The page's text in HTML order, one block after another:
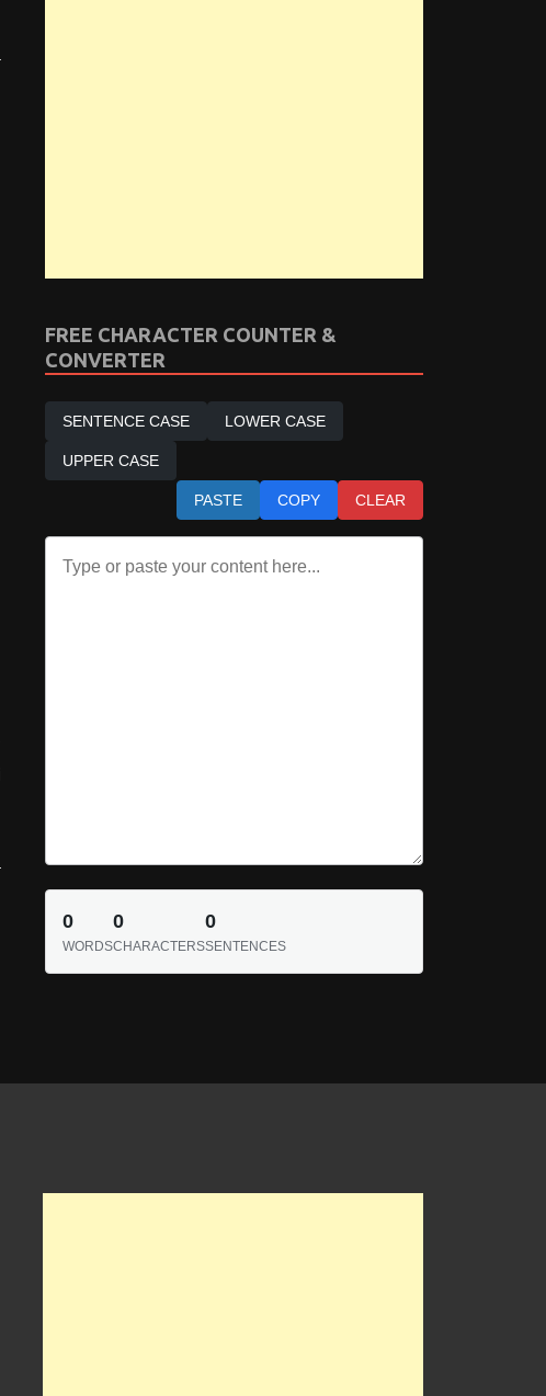
FREE CHARACTER COUNTER &
CONVERTER
SENTENCE CASE LOWER CASE
UPPER CASE
PASTE COPY CLEAR
0
WORDS
0
CHARACTERS
0
SENTENCES